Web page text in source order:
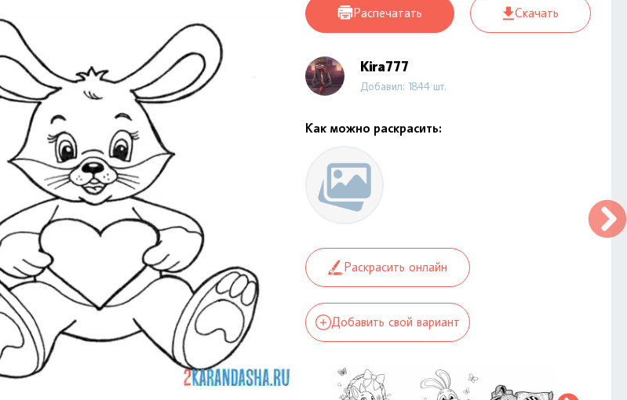
Распечатать Скачать
Kira777
Добавил: 1844 шт.
Как можно раскрасить:
Раскрасить онлайн
Добавить свой вариант